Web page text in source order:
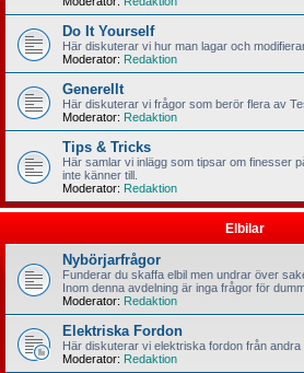
Do It Yourself
Här diskuterar vi hur man lagar och
Moderator: Redaktion
Generellt
Här diskuterar vi frågor som berör flera av
Moderator: Redaktion
Tips & Tricks
Här samlar vi inlägg som tipsar om finesser
inte känner till.
Moderator: Redaktion
Elbilar
Nybörjarfrågor
Funderar du skaffa elbil men undrar över
Inom denna avdelning är inga frågor för
Moderator: Redaktion
Elektriska Fordon
Här diskuterar vi elektriska fordon från andra
Moderator: Redaktion